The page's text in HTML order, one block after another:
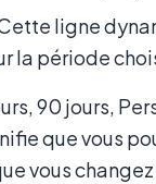
ligne
la période
90 jours,
que vous
vous